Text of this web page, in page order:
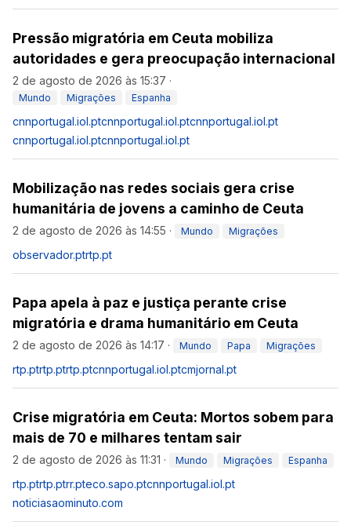
Pressão migratória em Ceuta mobiliza
autoridades e gera preocupação internacional
2 de agosto de 2026 às 15:37 ·
Mundo Migrações Espanha
cnnportugal.iol.ptcnnportugal.iol.ptcnnportugal.iol.pt
cnnportugal.iol.ptcnnportugal.iol.pt
Mobilização nas redes sociais gera crise
humanitária de jovens a caminho de Ceuta
2 de agosto de 2026 às 14:55 · Mundo Migrações
observador.ptrtp.pt
Papa apela à paz e justiça perante crise
migratória e drama humanitário em Ceuta
2 de agosto de 2026 às 14:17 · Mundo Papa Migrações
rtp.ptrtp.ptrtp.ptcnnportugal.iol.ptcmjornal.pt
Crise migratória em Ceuta: Mortos sobem para
mais de 70 e milhares tentam sair
2 de agosto de 2026 às 11:31 · Mundo Migrações Espanha
rtp.ptrtp.ptrr.pteco.sapo.ptcnnportugal.iol.pt
noticiasaominuto.com